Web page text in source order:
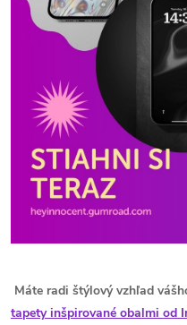
Máte radi štýlový vzhľad
tapety inšpirované obalmi od